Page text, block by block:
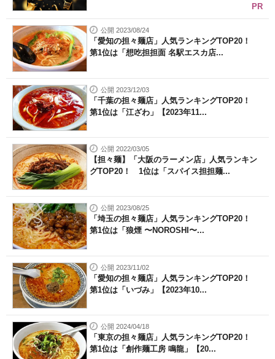
PR
公開 2023/08/24
「愛知の担々麺店」人気ランキングTOP20！
第1位は「想吃担担面 名駅エスカ店...
公開 2023/12/03
「千葉の担々麺店」人気ランキングTOP20！
第1位は「江ざわ」【2023年11...
公開 2022/03/05
【担々麺】「大阪のラーメン店」人気ランキン
グTOP20！ 1位は「スパイス担担麺...
公開 2023/08/25
「埼玉の担々麺店」人気ランキングTOP20！
第1位は「狼煙 〜NOROSHI〜...
公開 2023/11/02
「愛知の担々麺店」人気ランキングTOP20！
第1位は「いづみ」【2023年10...
公開 2024/04/18
「東京の担々麺店」人気ランキングTOP20！
第1位は「創作麺工房 鳴龍」【20...